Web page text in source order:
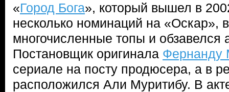
«Город Бога», который вышел в
несколько номинаций на «Оскар»,
многочисленные топы и обзавелся
Постановщик оригинала Фернанду
сериале на посту продюсера, а в
расположился Али Муритибу. В